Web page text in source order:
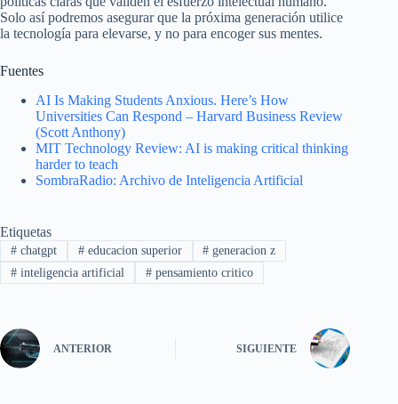
Solo así podremos asegurar que la próxima generación utilice
la tecnología para elevarse, y no para encoger sus mentes.
Fuentes
AI Is Making Students Anxious. Here’s How
Universities Can Respond – Harvard Business Review
(Scott Anthony)
MIT Technology Review: AI is making critical thinking
harder to teach
SombraRadio: Archivo de Inteligencia Artificial
Etiquetas
#chatgpt #educacion superior # generacion z
#inteligencia artificial #pensamiento critico
ANTERIOR SIGUIENTE